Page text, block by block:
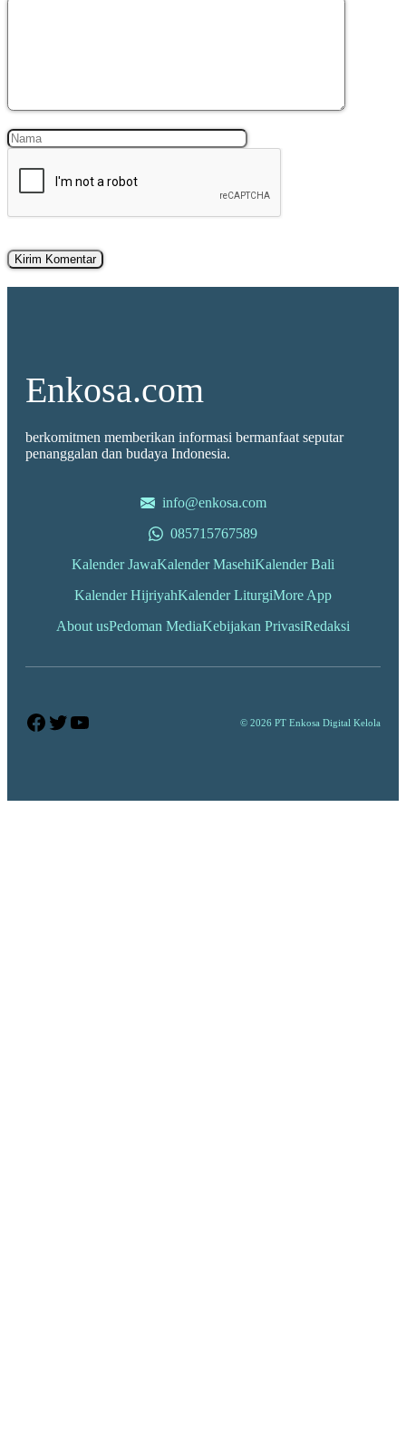
Komentar
Nama Surel
Enkosa.com
berkomitmen memberikan informasi bermanfaat seputar
penanggalan dan budaya Indonesia.
info@enkosa.com
085715767589
Kalender JawaKalender MasehiKalender Bali
Kalender HijriyahKalender LiturgiMore App
About usPedoman MediaKebijakan PrivasiRedaksi
Facebook
Twitter
YouTube © 2026 PT Enkosa Digital Kelola